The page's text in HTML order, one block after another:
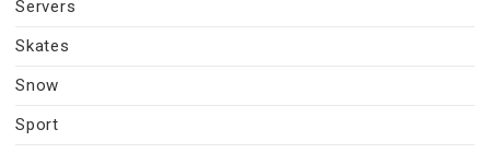
Servers
Skates
Snow
Sport